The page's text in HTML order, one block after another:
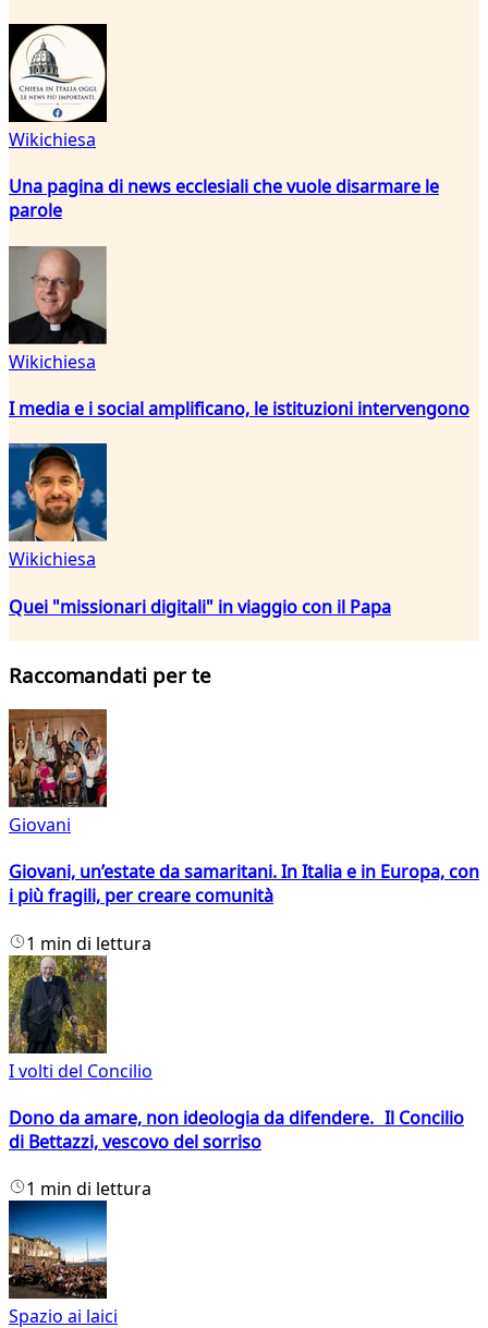
Wikichiesa
Una pagina di news ecclesiali che vuole disarmare le
parole
Wikichiesa
I media e i social amplificano, le istituzioni intervengono
Wikichiesa
Quei "missionari digitali" in viaggio con il Papa
Raccomandati per te
Giovani
Giovani, un’estate da samaritani. In Italia e in Europa, con
i più fragili, per creare comunità
1 min di lettura
I volti del Concilio
Dono da amare, non ideologia da difendere. Il Concilio
di Bettazzi, vescovo del sorriso
1 min di lettura
Spazio ai laici